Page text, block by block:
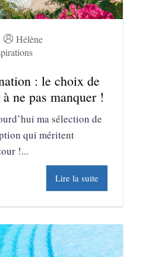
Hélène
: le choix de
ne pas manquer !
ma sélection de
qui méritent
!...
Lire la suite